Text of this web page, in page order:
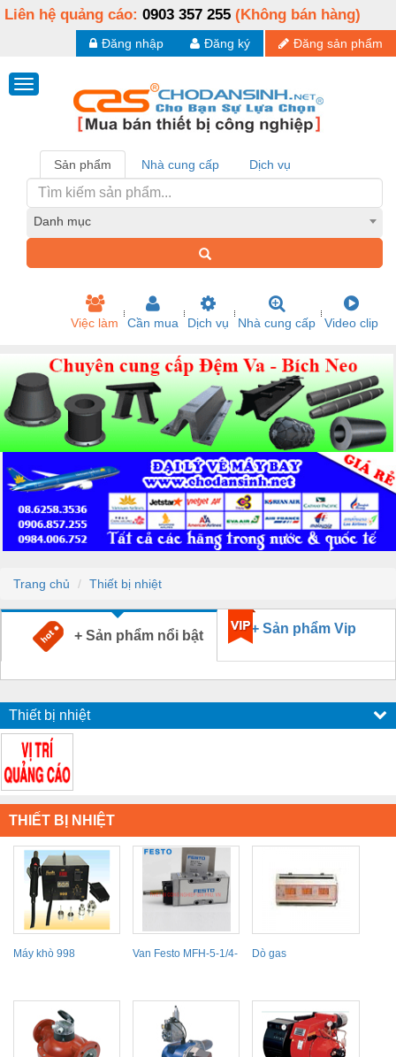
Liên hệ quảng cáo: 0903 357 255 (Không bán hàng)
Đăng sản phẩm
Đăng ký
Đăng nhập
Sản phẩm Nhà cung cấp Dịch vụ
Danh mục
Việc làm Cần mua Dịch vụ Nhà cung cấp Video clip
Trang chủ Thiết bị nhiệt
+ Sản phẩm nổi bật + Sản phẩm Vip
Thiết bị nhiệt
THIẾT BỊ NHIỆT
Máy khò 998
Van Festo MFH-5-1/4-
Dò gas